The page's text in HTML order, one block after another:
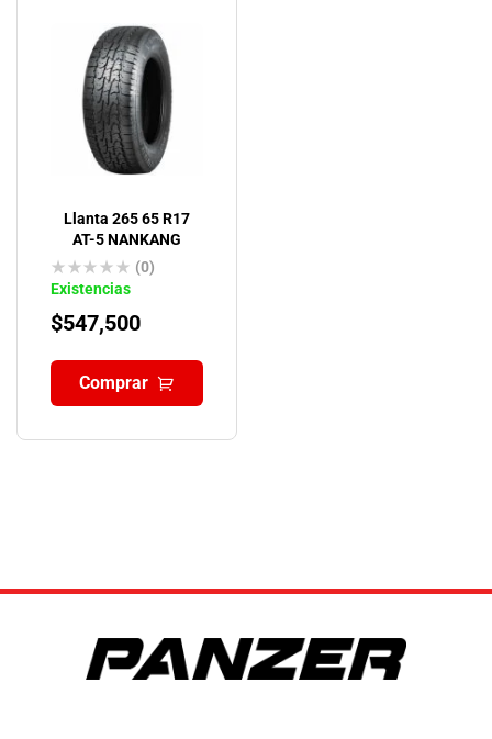
Llanta 265 65 R17
AT-5 NANKANG
(0)
Existencias
$547,500
Comprar